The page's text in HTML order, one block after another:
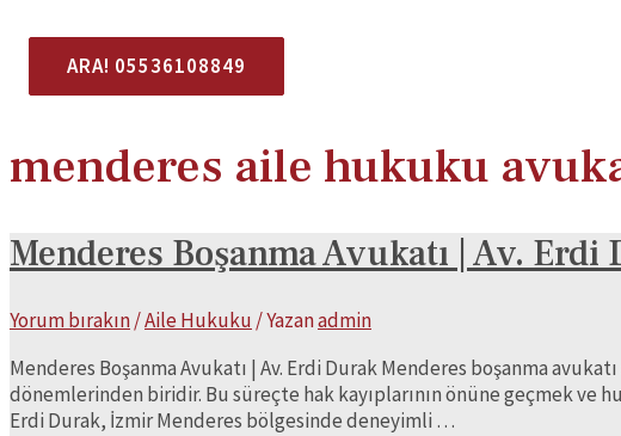
ARA! 05536108849
menderes aile hukuku
Menderes Boşanma Avukatı | Av. Erdi
Yorum bırakın/Aile Hukuku / Yazanadmin
Menderes Boşanma Avukatı | Av. Erdi Durak Menderes boşanma
dönemlerinden biridir. Bu süreçte hak kayıplarının önüne geçmek ve
Erdi Durak, İzmir Menderes bölgesinde deneyimli …